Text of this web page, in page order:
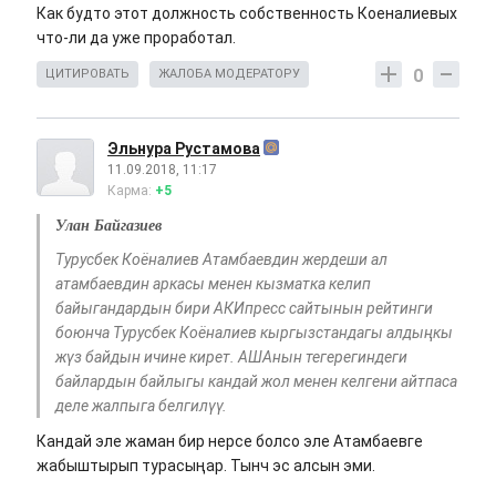
Как будто этот должность собственность Коеналиевых
что-ли да уже проработал.
0
ЦИТИРОВАТЬ ЖАЛОБА МОДЕРАТОРУ
Эльнура Рустамова
11.09.2018, 11:17
Карма: +5
Улан Байгазиев
Турусбек Коёналиев Атамбаевдин жердеши ал
атамбаевдин аркасы менен кызматка келип
байыгандардын бири АКИпресс сайтынын рейтинги
боюнча Турусбек Коёналиев кыргызстандагы алдыңкы
жүз байдын ичине кирет. АШАнын тегерегиндеги
байлардын байлыгы кандай жол менен келгени айтпаса
деле жалпыга белгилүү.
Кандай эле жаман бир нерсе болсо эле Атамбаевге
жабыштырып турасыңар. Тынч эс алсын эми.